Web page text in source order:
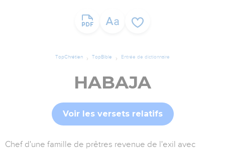
TopChrétien TopBible Entrée de dictionnaire
HABAJA
Voir les versets relatifs
Chef d'une famille de prêtres revenue de l'exil avec